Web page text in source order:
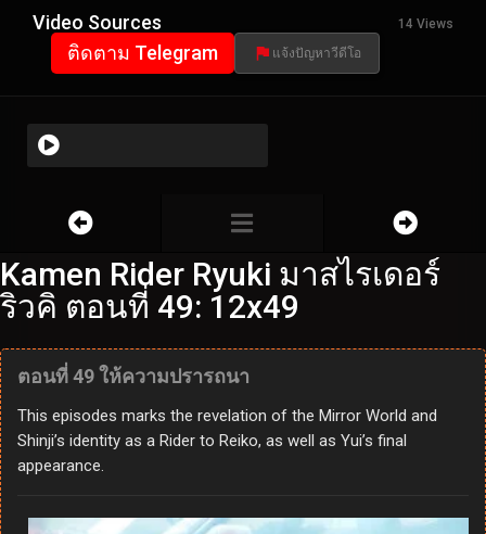
Video Sources 14 Views
ติดตาม Telegram แจ้งปัญหาวีดีโอ
Kamen Rider Ryuki มาสไรเดอร์
ริวคิ ตอนที่ 49: 12x49
ตอนที่ 49 ให้ความปรารถนา
This episodes marks the revelation of the Mirror World and
Shinji’s identity as a Rider to Reiko, as well as Yui’s final
appearance.